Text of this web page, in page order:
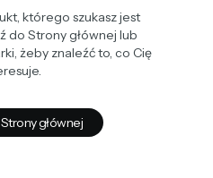
którego szukasz jest
do Strony głównej lub
żeby znaleźć to, co Cię
głównej